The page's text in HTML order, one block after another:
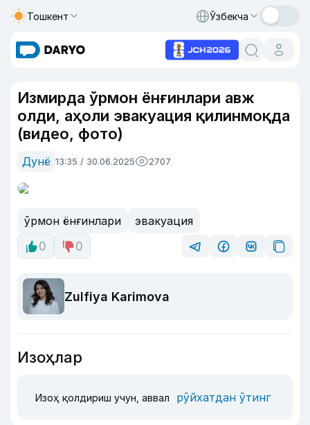
Тошкент Ўзбекча
Измирда ўрмон ёнғинлари авж
олди, аҳоли эвакуация қилинмоқда
(видео, фото)
Дунё 13:35 / 30.06.2025 2707
ўрмон ёнғинлари
эвакуация
0
0
Zulfiya Karimova
Изоҳлар
Изоҳ қолдириш учун, аввал рўйхатдан ўтинг